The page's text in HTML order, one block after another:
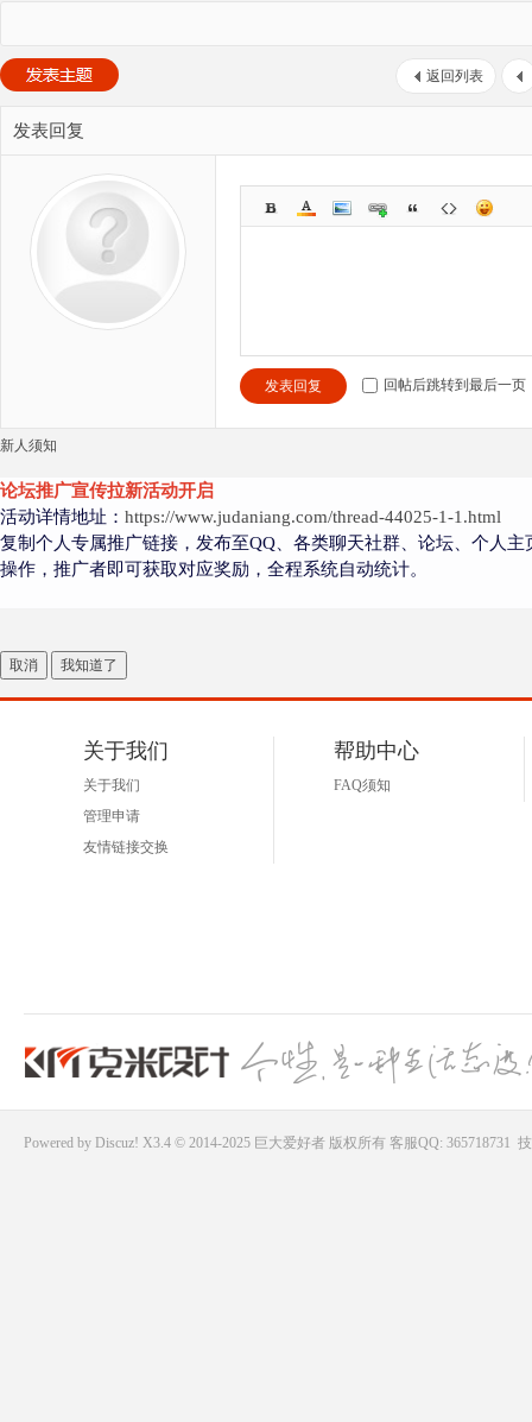
返回列表
发表回复
发表回复 回帖后跳转到最后一页
新人须知
论坛推广宣传拉新活动开启
活动详情地址： https://www.judaniang.com/thread-44025-1-1.html
复制个人专属推广链接，发布至QQ、各类聊天社群、论坛、个人
操作，推广者即可获取对应奖励，全程系统自动统计。
取消 我知道了
关于我们
关于我们
管理申请
友情链接交换
帮助中心
FAQ须知
Powered by Discuz! X3.4 © 2014-2025 巨大爱好者版权所有 客服QQ: 365718731